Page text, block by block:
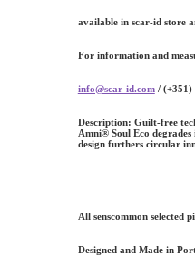
available in scar-id store
For information and
info@scar-id.com/ (+351)
Description: Guilt-free
Amni® Soul Eco
design furthers circular
All senscommon selected
Designed and Made in